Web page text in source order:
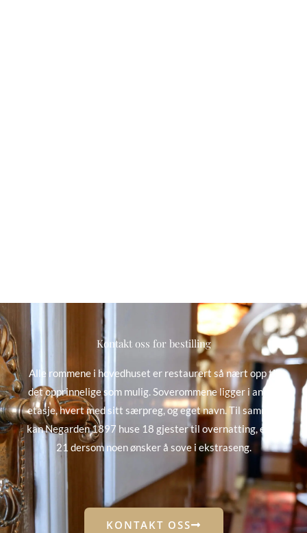
Kontakt oss for bestilling
Alle rommene i hovedhuset er restaurert så nært opp til
det opprinnelige som mulig. Soverommene ligger i annen
etasje, hvert med sitt særpreg, og eget navn. Til sammen
kan Negarden 1897 huse 18 gjester til overnatting, eller
21 dersom noen ønsker å sove i ekstraseng.
KONTAKT OSS